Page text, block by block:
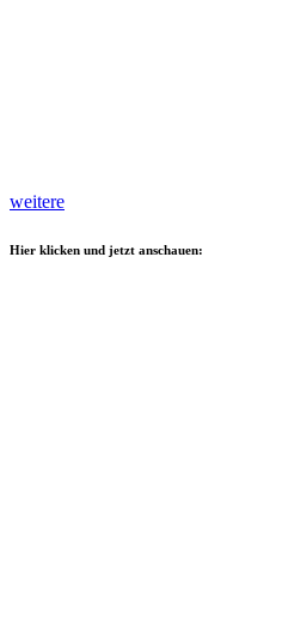
weitere
Hier klicken und jetzt anschauen: